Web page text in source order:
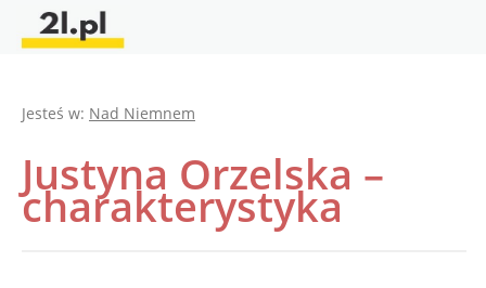
Jesteś w: Nad Niemnem
Justyna Orzelska –
charakterystyka